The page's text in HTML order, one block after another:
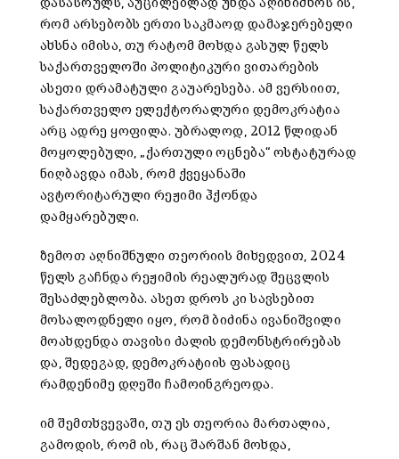
დასასრულს, აუცილებლად უნდა აღინიშნოს ის,
რომ არსებობს ერთი საკმაოდ დამაჯერებელი
ახსნა იმისა, თუ რატომ მოხდა გასულ წელს
საქართველოში პოლიტიკური ვითარების
ასეთი დრამატული გაუარესება. ამ ვერსიით,
საქართველო ელექტორალური დემოკრატია
არც ადრე ყოფილა. უბრალოდ, 2012 წლიდან
მოყოლებული, „ქართული ოცნება“ ოსტატურად
ნიღბავდა იმას, რომ ქვეყანაში
ავტორიტარული რეჟიმი ჰქონდა
დამყარებული.
ზემოთ აღნიშნული თეორიის მიხედვით, 2024
წელს გაჩნდა რეჟიმის რეალურად შეცვლის
შესაძლებლობა. ასეთ დროს კი სავსებით
მოსალოდნელი იყო, რომ ბიძინა ივანიშვილი
მოახდენდა თავისი ძალის დემონსტრირებას
და, შედეგად, დემოკრატიის ფასადიც
რამდენიმე დღეში ჩამოინგრეოდა.
იმ შემთხვევაში, თუ ეს თეორია მართალია,
გამოდის, რომ ის, რაც შარშან მოხდა,